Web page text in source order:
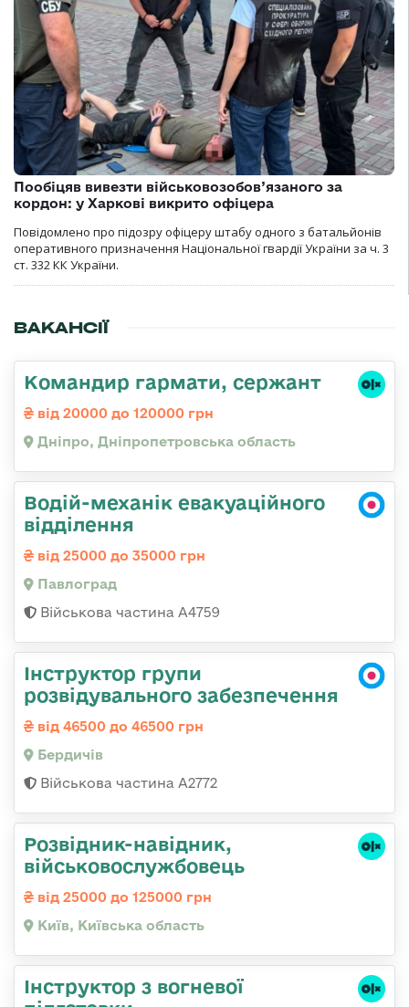
Пообіцяв вивезти військовозобов’язаного за
кордон: у Харкові викрито офіцера
Повідомлено про підозру офіцеру штабу одного з батальйонів
оперативного призначення Національної гвардії України за ч. 3
ст. 332 КК України.
ВАКАНСІЇ
Командир гармати, сержант
від 20000 до 120000 грн
Дніпро, Дніпропетровська область
Водій-механік евакуаційного
відділення
від 25000 до 35000 грн
Павлоград
Військова частина А4759
Інструктор групи
розвідувального забезпечення
від 46500 до 46500 грн
Бердичів
Військова частина А2772
Розвідник-навідник,
військовослужбовець
від 25000 до 125000 грн
Київ, Київська область
Інструктор з вогневої